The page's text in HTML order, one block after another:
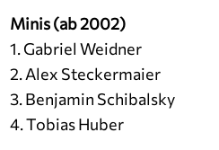
Minis (ab 2002)
1. Gabriel Weidner
2. Alex Steckermaier
3. Benjamin Schibalsky
4. Tobias Huber